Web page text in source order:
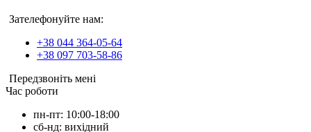
Зателефонуйте нам:
+38 044 364-05-64
+38 097 703-58-86
Передзвоніть мені
Час роботи
пн-пт: 10:00-18:00
сб-нд: вихідний